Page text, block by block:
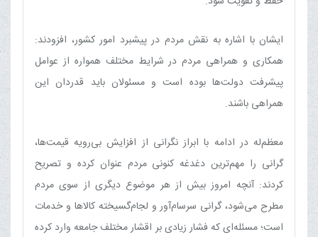
ایشان با اشاره به نقش مردم در پیشبرد امور کشور، افزودند:
همکاری و همراهی مردم در شرایط مختلف همواره از عوامل
پیشرفت دولت‌ها بوده است و مسئولان باید قدردان این
همراهی باشند.
معظم‌له در ادامه با ابراز نگرانی از افزایش بی‌رویه قیمت‌ها،
گرانی را مهم‌ترین دغدغه کنونی مردم عنوان کرده و تصریح
کردند: آنچه امروز بیش از هر موضوع دیگری از سوی مردم
مطرح می‌شود، گرانی سرسام‌آور و لجام‌گسیخته کالاها و خدمات
است؛ مسئله‌ای که فشار زیادی بر اقشار مختلف جامعه وارد کرده